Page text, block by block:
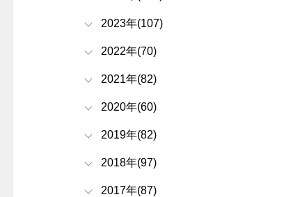
2023年(107)
2022年(70)
2021年(82)
2020年(60)
2019年(82)
2018年(97)
2017年(87)